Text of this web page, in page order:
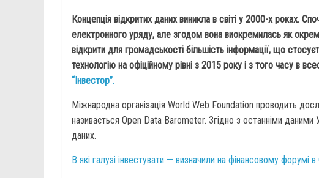
Концепція відкритих даних виникла в світі у 2000-х роках.
електронного уряду, але згодом вона виокремилась як
відкрити для громадськості більшість інформації, що
технологію на офіційному рівні з 2015 року і з того часу в
“Інвестор”.
Міжнародна організація World Web Foundation проводить
називається Open Data Barometer. Згідно з останніми даними
даних.
В які галузі інвестувати — визначили на фінансовому форумі